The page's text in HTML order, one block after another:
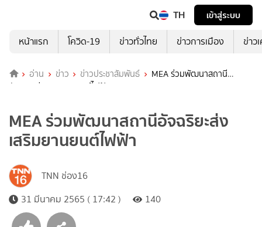
TH
เข้าสู่ระบบ
หน้าแรก
โควิด-19 ข่าวทั่วไทย ข่าวการเมือง ข่าว
อ่าน ข่าว ข่าวประชาสัมพันธ์
MEA ร่วมพัฒนาสถานี
อัจฉริยะส่งเสริมยานยนต์ไฟฟ้า
MEA ร่วมพัฒนาสถานีอัจฉริยะส่ง
เสริมยานยนต์ไฟฟ้า
TNN ช่อง16
31 มีนาคม 2565 ( 17:42 )
140